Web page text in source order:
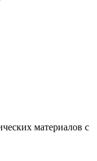
материалов с